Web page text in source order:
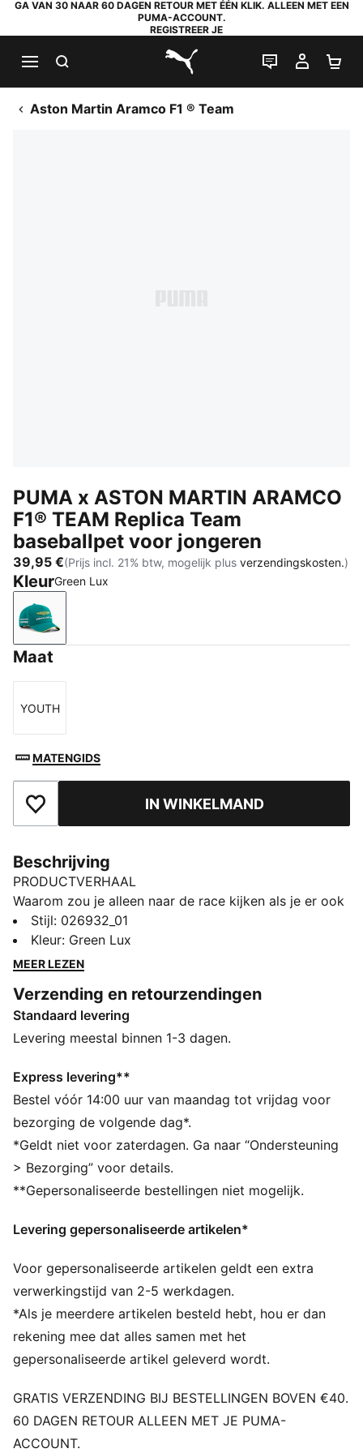
GA VAN 30 NAAR 60 DAGEN RETOUR MET ÉÉN KLIK. ALLEEN MET EEN
PUMA-ACCOUNT.
REGISTREER JE
PUMA.com
LIVE CHAT
MIJN
Aston Martin Aramco F1 ® Team
PUMA x ASTON MARTIN ARAMCO
F1® TEAM Replica Team
baseballpet voor jongeren
39,95 €(Prijs incl. 21% btw, mogelijk plus verzendingskosten.)
KleurGreen Lux
Green Lux
Maat
Maat
YOUTH
MATENGIDS
Toegevoegd aan favorietenIN WINKELMAND
Beschrijving
PRODUCTVERHAAL
Waarom zou je alleen naar de race kijken als je er ook
deel van kunt uitmaken? De PUMA x ASTON MARTIN
ARAMCO F1® TEAM Replica-collectie combineert het
iconische Aston Martin-groen met limoenkleurige
is een replica van de petten die worden gedragen
door het Aston Martin Aramco F1® Team. Want achter
elke ronde staat een team, en nu maak jij daar deel
ALLE INS EN OUTS
Gemaakt met minstens 50% gerecyclede materialen.
DETAILS
Baseballpet-stijl
Replica gedragen door de crew van het Aston Martin
Aramco F1® Team
Details in reliëf op kroon en klep
PUMA Cat-logo
kinderen tussen 8 en 16 jaar
Stijl: 026932_01
Kleur: Green Lux
MEER LEZEN
Verzending en retourzendingen
Standaard levering
Levering meestal binnen 1-3 dagen.
Express levering**
Bestel vóór 14:00 uur van maandag tot vrijdag voor
bezorging de volgende dag*.
*Geldt niet voor zaterdagen. Ga naar “Ondersteuning
> Bezorging” voor details.
**Gepersonaliseerde bestellingen niet mogelijk.
Levering gepersonaliseerde artikelen*
Voor gepersonaliseerde artikelen geldt een extra
verwerkingstijd van 2-5 werkdagen.
*Als je meerdere artikelen besteld hebt, hou er dan
rekening mee dat alles samen met het
gepersonaliseerde artikel geleverd wordt.
GRATIS VERZENDING BIJ BESTELLINGEN BOVEN €40.
60 DAGEN RETOUR ALLEEN MET JE PUMA-
ACCOUNT.